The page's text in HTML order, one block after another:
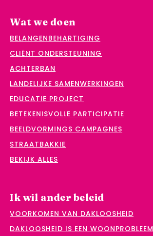
Wat we doen
BELANGENBEHARTIGING
CLIËNT ONDERSTEUNING
ACHTERBAN
LANDELIJKE SAMENWERKINGEN
EDUCATIE PROJECT
BETEKENISVOLLE PARTICIPATIE
BEELDVORMINGS CAMPAGNES
STRAATBAKKIE
BEKIJK ALLES
Ik wil ander beleid
VOORKOMEN VAN DAKLOOSHEID
DAKLOOSHEID IS EEN WOONPROBLEEM